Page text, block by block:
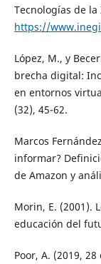
Tecnologías de
https://
López, M., y
brecha digital:
en entornos
(32), 45-62.
Marcos
informar?
de Amazon y
Morin, E. (2001).
educación del
Poor, A. (2019,